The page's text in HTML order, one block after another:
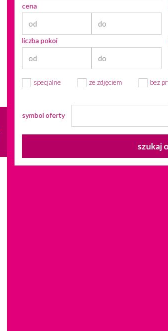
cena
liczba pokoi
specjalne ze zdjęciem bez
symbol oferty
szukaj